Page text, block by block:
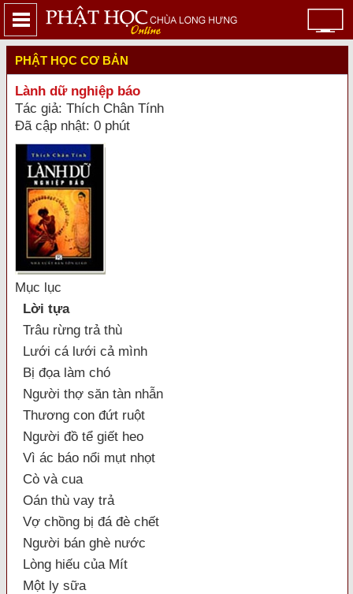
PHẬT HỌC CƠ BẢN
Lành dữ nghiệp báo
Tác giả: Thích Chân Tính
Đã cập nhật: 0 phút
Mục lục
Lời tựa
Trâu rừng trả thù
Lưới cá lưới cả mình
Bị đọa làm chó
Người thợ săn tàn nhẫn
Thương con đứt ruột
Người đồ tể giết heo
Vì ác báo nổi mụt nhọt
Cò và cua
Oán thù vay trả
Vợ chồng bị đá đè chết
Người bán ghè nước
Lòng hiếu của Mít
Một ly sữa